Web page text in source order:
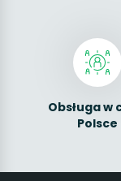
Obsługa w
Polsce